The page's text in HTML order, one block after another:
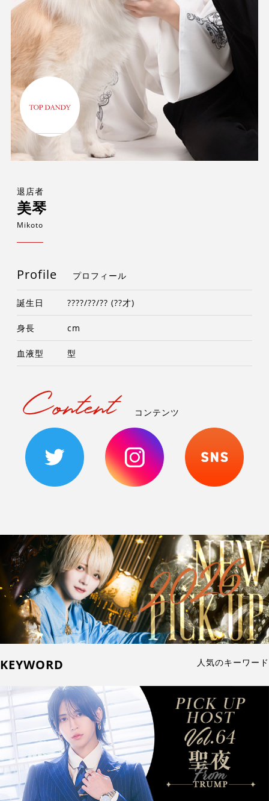
退店者
美琴
Mikoto
Profile プロフィール
誕生日 ????/??/?? (??才)
身長 cm
血液型 型
コンテンツ
KEYWORD 人気のキーワード